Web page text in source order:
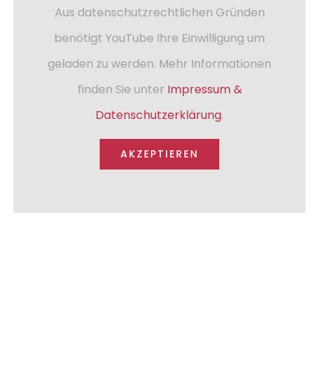
Aus datenschutzrechtlichen Gründen
benötigt YouTube Ihre Einwilligung um
geladen zu werden. Mehr Informationen
finden Sie unter Impressum &
Datenschutzerklärung.
AKZEPTIEREN